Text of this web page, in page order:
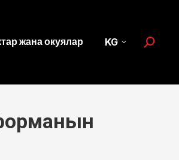
жана окуялар KG Search: